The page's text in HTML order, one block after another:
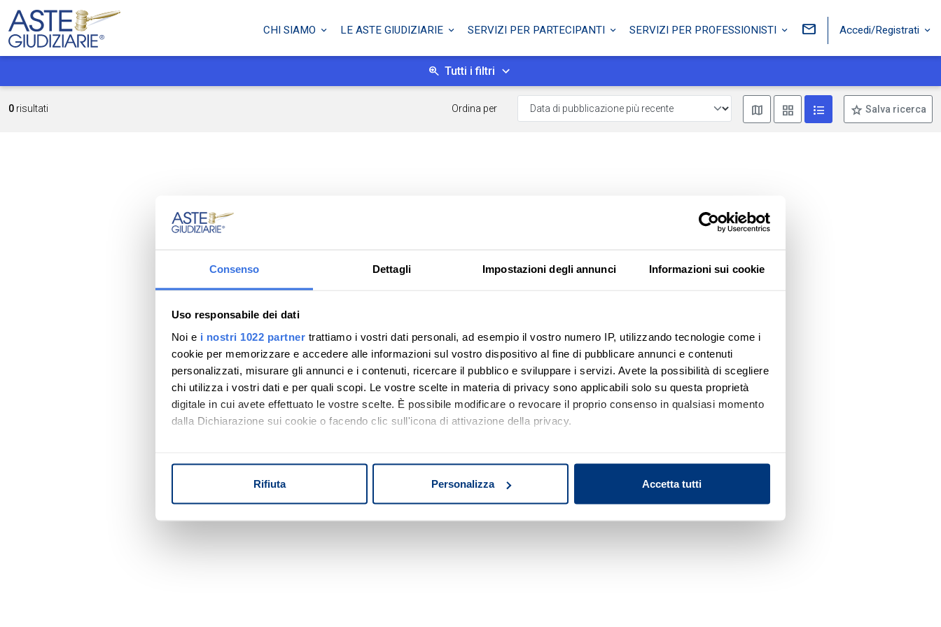
Consenso Dettagli Impostazioni degli annunci Informazioni sui cookie
Uso responsabile dei dati
Noi e i nostri 1022 partner trattiamo i vostri dati personali, ad esempio il vostro numero IP, utilizzando tecnologie come i
cookie per memorizzare e accedere alle informazioni sul vostro dispositivo al fine di pubblicare annunci e contenuti
personalizzati, misurare gli annunci e i contenuti, ricercare il pubblico e sviluppare i servizi. Avete la possibilità di scegliere
chi utilizza i vostri dati e per quali scopi. Le vostre scelte in materia di privacy sono applicabili solo su questa proprietà
digitale in cui avete effettuato le vostre scelte. È possibile modificare o revocare il proprio consenso in qualsiasi momento
dalla Dichiarazione sui cookie o facendo clic sull'icona di attivazione della privacy.
Identificare il tuo dispositivo, scansionandolo attivamente alla ricerca di caratteristiche specifiche (impronte
digitali).
Rifiuta Personalizza Accetta tutti
CHI SIAMO LE ASTE GIUDIZIARIE SERVIZI PER PARTECIPANTI SERVIZI PER PROFESSIONISTI Accedi/Registrati
Tutti i filtri
0 risultati Ordina per Mostra mappaMostra come box
Mostra come lista
Salva ricerca
Nessun risultato di ricerca
Prova a modificare o rimuovere alcuni filtri o
a cambiare l'area di ricerca.